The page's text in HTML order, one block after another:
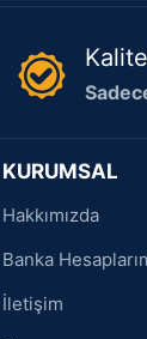
KURUMSAL
Hakkımızda
Banka
İletişim